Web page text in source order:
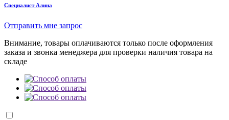
Cпециалист Алина
Отправить мне запрос
Внимание, товары оплачиваются только после оформления
заказа и звонка менеджера для проверки наличия товара на
складе